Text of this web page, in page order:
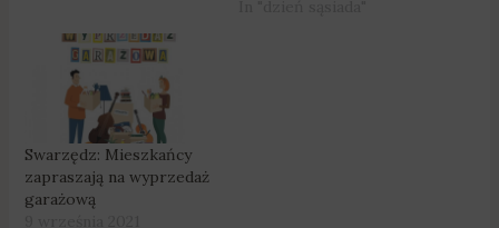
Swarzędz: Mieszkańcy
zapraszają na wyprzedaż
garażową